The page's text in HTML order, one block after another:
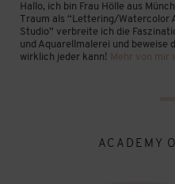
Hallo, ich bin Frau Hölle aus
Traum als “Lettering/Watercolor
Studio” verbreite ich die
und Aquarellmalerei und beweise
wirklich jeder kann! Mehr von mir
ACADEMY